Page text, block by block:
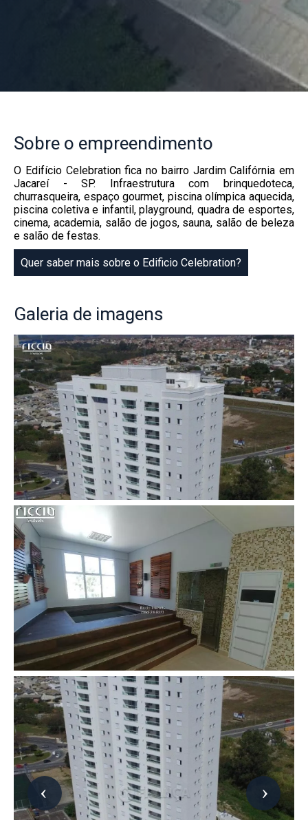
Sobre o empreendimento
O Edifício Celebration fica no bairro Jardim Califórnia em
Jacareí - SP. Infraestrutura com brinquedoteca,
churrasqueira, espaço gourmet, piscina olímpica aquecida,
piscina coletiva e infantil, playground, quadra de esportes,
cinema, academia, salão de jogos, sauna, salão de beleza
e salão de festas.
Quer saber mais sobre o Edificio Celebration?
Galeria de imagens